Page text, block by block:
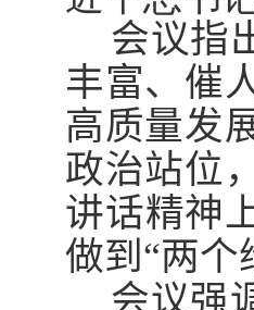
会议指
丰富、催
高质量发
政治站位
讲话精神
做到“两个
会议强